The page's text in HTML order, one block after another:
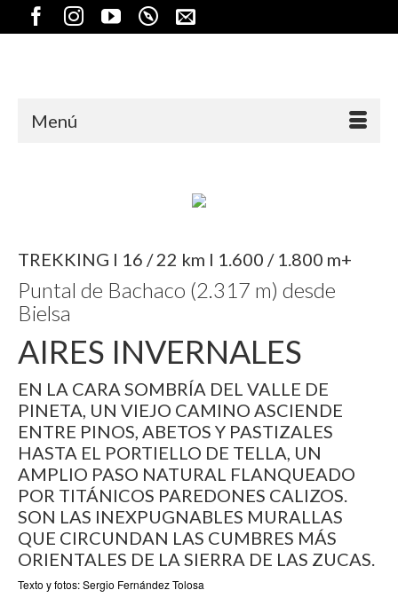
Menú
TREKKING I 16 / 22 km I 1.600 / 1.800 m+
Puntal de Bachaco (2.317 m) desde
Bielsa
AIRES INVERNALES
EN LA CARA SOMBRÍA DEL VALLE DE
PINETA, UN VIEJO CAMINO ASCIENDE
ENTRE PINOS, ABETOS Y PASTIZALES
HASTA EL PORTIELLO DE TELLA, UN
AMPLIO PASO NATURAL FLANQUEADO
POR TITÁNICOS PAREDONES CALIZOS.
SON LAS INEXPUGNABLES MURALLAS
QUE CIRCUNDAN LAS CUMBRES MÁS
ORIENTALES DE LA SIERRA DE LAS ZUCAS.
Texto y fotos: Sergio Fernández Tolosa